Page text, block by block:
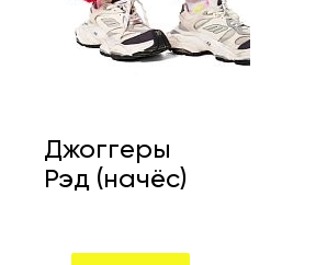
Джоггеры
Рэд (начёс)